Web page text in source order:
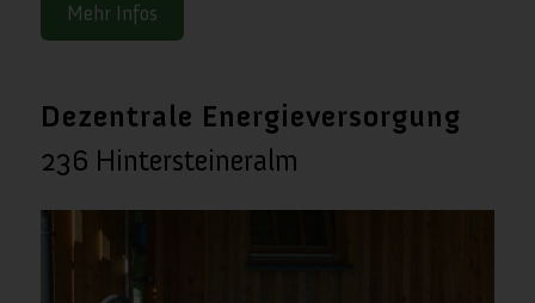
Mehr Infos
Dezentrale Energieversorgung
236 Hintersteineralm